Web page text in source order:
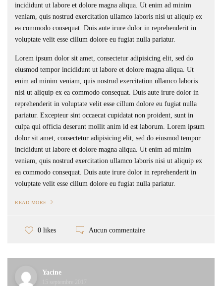
incididunt ut labore et dolore magna aliqua. Ut enim ad minim
veniam, quis nostrud exercitation ullamco laboris nisi ut aliquip ex
ea commodo consequat. Duis aute irure dolor in reprehenderit in
voluptate velit esse cillum dolore eu fugiat nulla pariatur.
Lorem ipsum dolor sit amet, consectetur adipisicing elit, sed do
eiusmod tempor incididunt ut labore et dolore magna aliqua. Ut
enim ad minim veniam, quis nostrud exercitation ullamco laboris
nisi ut aliquip ex ea commodo consequat. Duis aute irure dolor in
reprehenderit in voluptate velit esse cillum dolore eu fugiat nulla
pariatur. Excepteur sint occaecat cupidatat non proident, sunt in
culpa qui officia deserunt mollit anim id est laborum. Lorem ipsum
dolor sit amet, consectetur adipisicing elit, sed do eiusmod tempor
incididunt ut labore et dolore magna aliqua. Ut enim ad minim
veniam, quis nostrud exercitation ullamco laboris nisi ut aliquip ex
ea commodo consequat. Duis aute irure dolor in reprehenderit in
voluptate velit esse cillum dolore eu fugiat nulla pariatur.
READ MORE
0 likes Aucun commentaire
Yacine